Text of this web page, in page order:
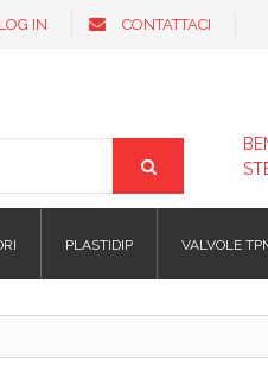
LOG IN CONTATTACI
PLASTIDIP VALVOLE